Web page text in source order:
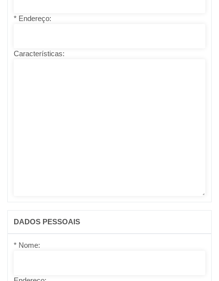
* Endereço:
Características:
DADOS PESSOAIS
* Nome: